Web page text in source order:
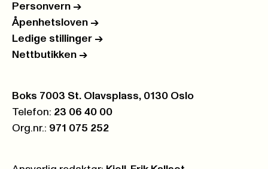
Personvern ->
Åpenhetsloven ->
Ledige stillinger ->
Nettbutikken ->
Postboks:
Boks 7003 St. Olavsplass, 0130 Oslo
Telefon: 23 06 40 00
Org.nr.: 971 075 252